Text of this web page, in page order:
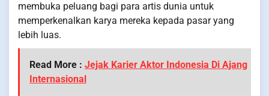
membuka peluang bagi para artis dunia untuk
memperkenalkan karya mereka kepada pasar yang
lebih luas.
Read More : Jejak Karier Aktor Indonesia Di Ajang
Internasional